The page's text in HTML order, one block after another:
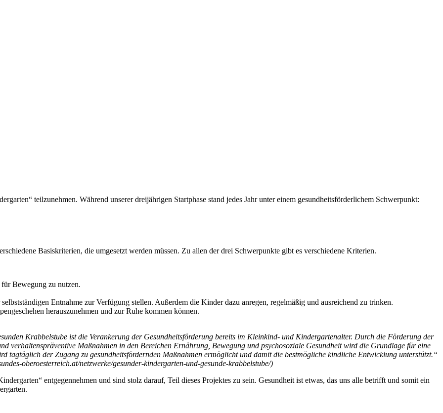
teilzunehmen. Während unserer dreijährigen Startphase stand jedes Jahr unter einem gesundheitsförderlichem Schwerpunkt:
Basiskriterien, die umgesetzt werden müssen. Zu allen der drei Schwerpunkte gibt es verschiedene Kriterien.
Bewegung zu nutzen.
Entnahme zur Verfügung stellen. Außerdem die Kinder dazu anregen, regelmäßig und ausreichend zu trinken.
herauszunehmen und zur Ruhe kommen können.
Krabbelstube ist die Verankerung der Gesundheitsförderung bereits im Kleinkind- und Kindergartenalter. Durch die Förderung der
verhaltenspräventive Maßnahmen in den Bereichen Ernährung, Bewegung und psychosoziale Gesundheit wird die Grundlage für eine
tagtäglich der Zugang zu gesundheitsfördernden Maßnahmen ermöglicht und damit die bestmögliche kindliche Entwicklung unterstützt.“
oberoesterreich.at/netzwerke/gesunder-kindergarten-und-gesunde-krabbelstube/)
entgegennehmen und sind stolz darauf, Teil dieses Projektes zu sein. Gesundheit ist etwas, das uns alle betrifft und somit ein